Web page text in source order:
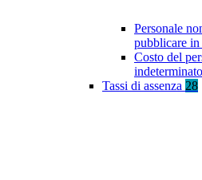
Personale
pubblicare in
Costo del
Tassi di assenza 28